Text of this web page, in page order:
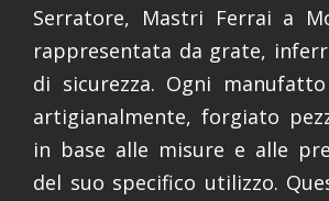
Serratore, Mastri Ferrai a
rappresentata da grate,
di sicurezza. Ogni
artigianalmente, forgiato
in base alle misure e alle
del suo specifico utilizzo.